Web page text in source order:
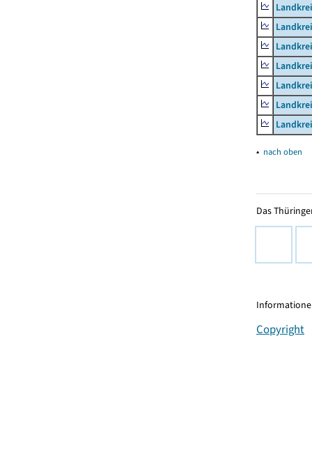
▴ nach oben
Das
Copyright